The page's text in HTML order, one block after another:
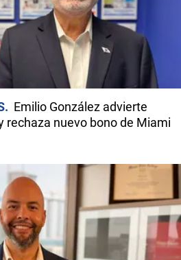
Emilio González advierte
rechaza nuevo bono de Miami